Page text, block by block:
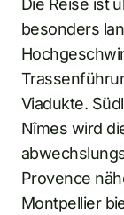
Die Reise ist
besonders
Viadukte.
Nîmes wird
Provence
Montpellier